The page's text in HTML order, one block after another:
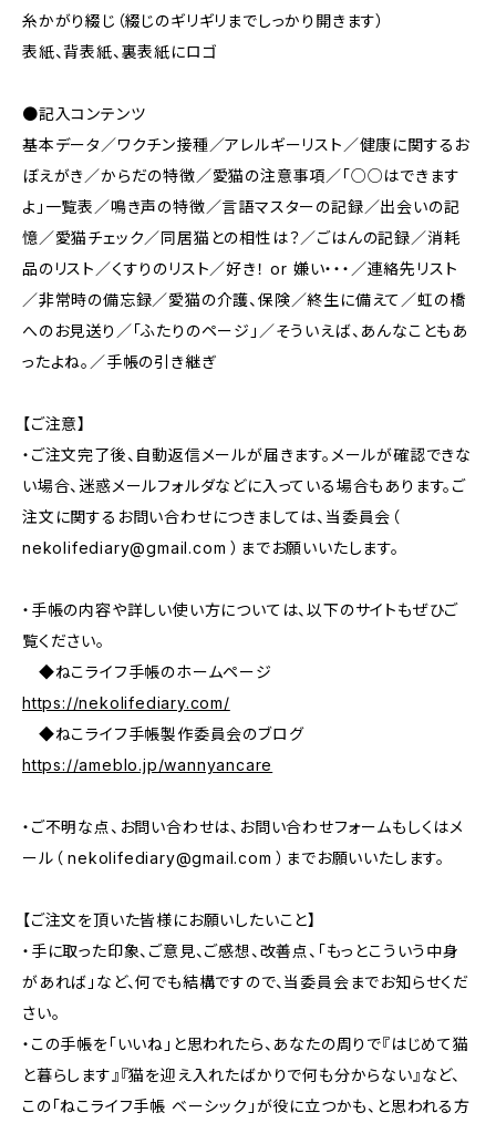
糸かがり綴じ（綴じのギリギリまでしっかり開きます）
表紙、背表紙、裏表紙にロゴ
●記入コンテンツ
基本データ／ワクチン接種／アレルギーリスト／健康に関するお
ぼえがき／からだの特徴／愛猫の注意事項／「○○はできます
よ」一覧表／鳴き声の特徴／言語マスターの記録／出会いの記
憶／愛猫チェック／同居猫との相性は？／ごはんの記録／消耗
品のリスト／くすりのリスト／好き！ or 嫌い・・・／連絡先リスト
／非常時の備忘録／愛猫の介護、保険／終生に備えて／虹の橋
へのお見送り／「ふたりのページ」／そういえば、あんなこともあ
ったよね。／手帳の引き継ぎ
【ご注意】
・ご注文完了後、自動返信メールが届きます。メールが確認できな
い場合、迷惑メールフォルダなどに入っている場合もあります。ご
注文に関するお問い合わせにつきましては、当委員会（
nekolifediary@gmail.com ）までお願いいたします。
・手帳の内容や詳しい使い方については、以下のサイトもぜひご
覧ください。
◆ねこライフ手帳のホームページ
https://nekolifediary.com/
◆ねこライフ手帳製作委員会のブログ
https://ameblo.jp/wannyancare
・ご不明な点、お問い合わせは、お問い合わせフォームもしくはメ
ール（nekolifediary@gmail.com ）までお願いいたします。
【ご注文を頂いた皆様にお願いしたいこと】
・手に取った印象、ご意見、ご感想、改善点、「もっとこういう中身
があれば」など、何でも結構ですので、当委員会までお知らせくだ
さい。
・この手帳を「いいね」と思われたら、あなたの周りで『はじめて猫
と暮らします』『猫を迎え入れたばかりで何も分からない』など、
この「ねこライフ手帳 ベーシック」が役に立つかも、と思われる方